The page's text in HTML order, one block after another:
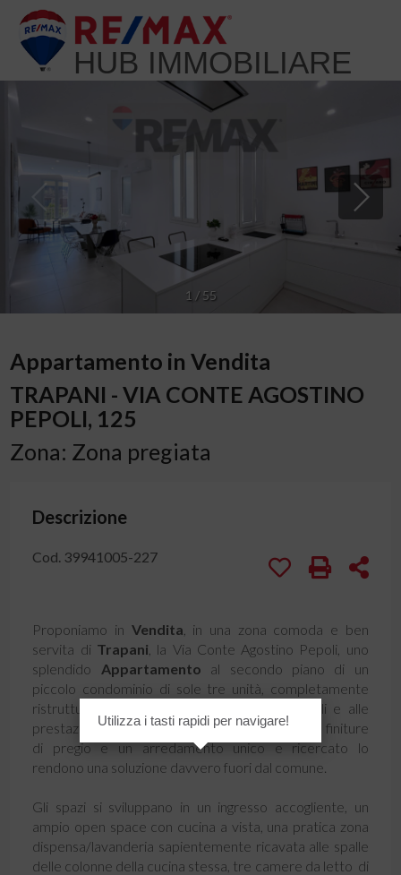
HUB IMMOBILIARE
1 / 55
Appartamento in Vendita
TRAPANI - VIA CONTE AGOSTINO
PEPOLI, 125
Zona: Zona pregiata
Descrizione
Cod. 39941005-227
Proponiamo in Vendita , in una zona comoda e ben
servita di Trapani , la Via Conte Agostino Pepoli, uno
splendido Appartamento al secondo piano di un
piccolo condominio di sole tre unità, completamente
ristrutturato con grande attenzione ai dettagli e alle
prestazioni energetiche. Classe energetica A1, finiture
di pregio e un arredamento unico e ricercato lo
rendono una soluzione davvero fuori dal comune.
Gli spazi si sviluppano in un ingresso accogliente, un
ampio open space con cucina a vista, una pratica zona
dispensa/lavanderia sapientemente ricavata alle spalle
delle colonne della cucina stessa, tre camere da letto  di
Utilizza i tasti rapidi per navigare!